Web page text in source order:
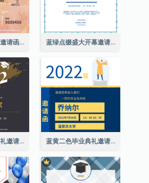
橙色水彩风婚礼邀请函 蓝绿点缀盛大开幕邀请函
金色点缀毕业典礼邀请函 蓝黄二色毕业典礼邀请函